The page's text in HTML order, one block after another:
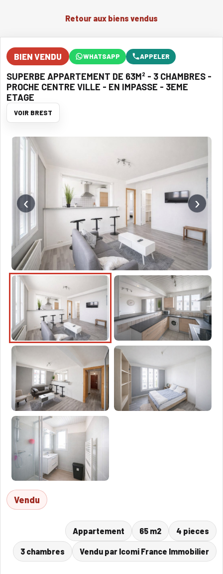
Retour aux biens vendus
BIEN VENDU WHATSAPP APPELER
SUPERBE APPARTEMENT DE 63M² - 3 CHAMBRES -
PROCHE CENTRE VILLE - EN IMPASSE - 3EME
ETAGE
VOIR BREST
‹ ›
Vendu
Appartement 65 m2 4 pieces
3 chambres Vendu par Icomi France Immobilier